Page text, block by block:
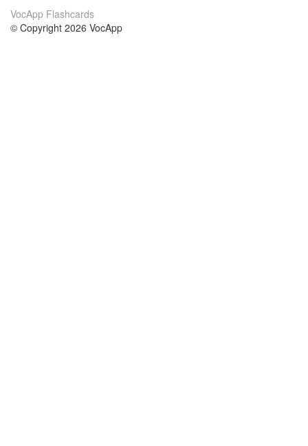
VocApp Flashcards
© Copyright 2026 VocApp